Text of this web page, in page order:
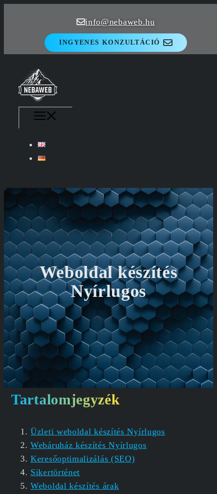
info@nebaweb.hu
INGYENES KONZULTÁCIÓ
Weboldal készítés
Nyírlugos
Tartalomjegyzék
Üzleti weboldal készítés Nyírlugos
Webáruház készítés Nyírlugos
Keresőoptimalizálás (SEO)
Sikertörténet
Weboldal készítés árak